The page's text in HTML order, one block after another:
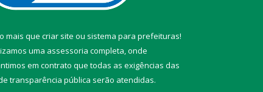
mais que criar site ou sistema para prefeituras!
uma assessoria completa, onde
em contrato que todas as exigências das
transparência pública serão atendidas.